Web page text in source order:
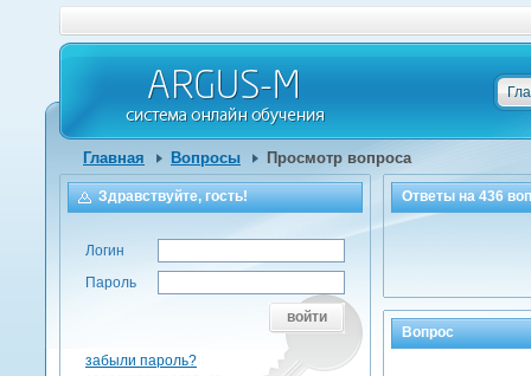
Главная Вопросы Просмотр вопроса
Ответы на436
Вопрос
Здравствуйте, гость!
Логин
Пароль
войти
забыли пароль?